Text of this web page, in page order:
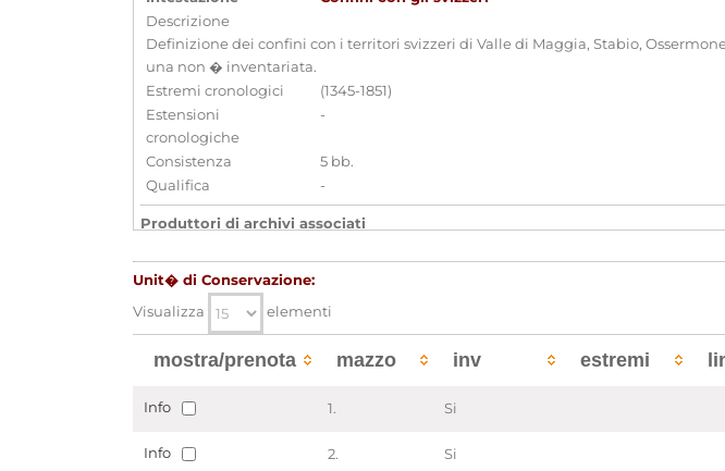
Descrizione
Definizione dei confini con i territori svizzeri di Valle di Maggia, Stabio,
una non � inventariata.
Estremi cronologici
(1345-1851)
Estensioni
cronologiche
-
Consistenza
5 bb.
Qualifica
-
Produttori di archivi associati
Strumenti di ricerca associati
Aggregazioni associate al record corrente
Politica e Amministrazione - Politica estera
Unit� di Conservazione:
Visualizza elementi
mostra/prenota mazzo inv estremi
Info 1. Si
Info 2. Si